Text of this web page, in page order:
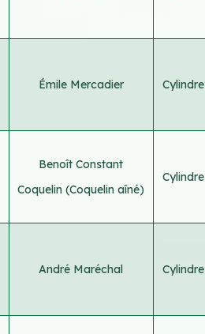
Émile Mercadier Cylindre
Benoît Constant
Coquelin (Coquelin aîné)
Cylindre
André Maréchal Cylindre